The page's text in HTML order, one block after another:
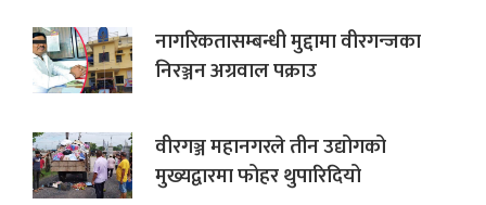
नागरिकतासम्बन्धी मुद्दामा वीरगन्जका
निरञ्जन अग्रवाल पक्राउ
वीरगञ्ज महानगरले तीन उद्योगको
मुख्यद्वारमा फोहर थुपारिदियो